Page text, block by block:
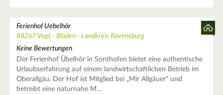
Ferienhof Uebelhör
88267 Vogt - Blöden - Landkreis Ravensburg
Keine Bewertungen
Der Ferienhof Übelhör in Sonthofen bietet eine authentische
Urlaubserfahrung auf einem landwirtschaftlichen Betrieb im
Oberallgäu. Der Hof ist Mitglied bei „Mir Allgäuer“ und
betreibt eine naturnahe M…